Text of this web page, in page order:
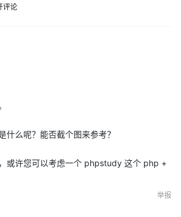
评论
什么呢？能否截个图来参考？
或许您可以考虑一个 phpstudy 这个 php +
举报